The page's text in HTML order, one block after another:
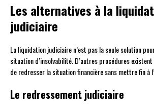
Les alternatives à la
judiciaire
La liquidation judiciaire n’est pas la seule solution
situation d’insolvabilité. D’autres procédures
de redresser la situation financière sans mettre fin à
Le redressement judiciaire